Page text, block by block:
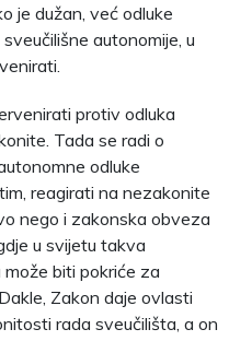
je dužan, već odluke
autonomije, u
protiv odluka
Tada se radi o
odluke
reagirati na nezakonite
nego i zakonska obveza
u svijetu takva
biti pokriće za
Zakon daje ovlasti
rada sveučilišta, a on